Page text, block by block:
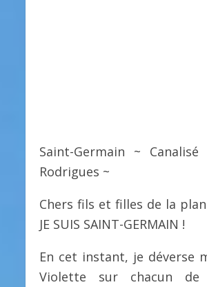
Saint-Germain ~
Rodrigues ~
Chers fils et filles de la
JE SUIS SAINT-GERMAIN !
En cet instant, je déverse
Violette sur chacun